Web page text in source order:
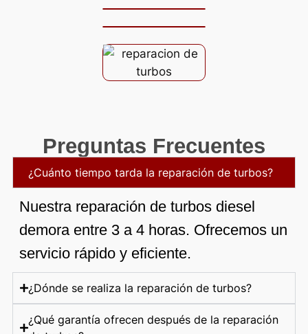
Preguntas Frecuentes
¿Cuánto tiempo tarda la reparación de turbos?
Nuestra reparación de turbos diesel
demora entre 3 a 4 horas. Ofrecemos un
servicio rápido y eficiente.
¿Dónde se realiza la reparación de turbos?
¿Qué garantía ofrecen después de la reparación